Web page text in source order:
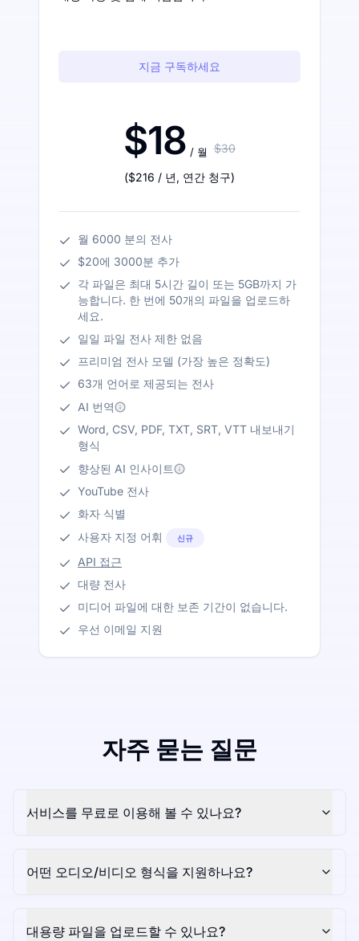
지금 구독하세요
$18 / 월 $30
($216 / 년, 연간 청구)
월 6000 분의 전사
$20에 3000분 추가
각 파일은 최대 5시간 길이 또는 5GB까지 가
능합니다. 한 번에 50개의 파일을 업로드하
세요.
일일 파일 전사 제한 없음
프리미엄 전사 모델 (가장 높은 정확도)
63개 언어로 제공되는 전사
AI 번역
Word, CSV, PDF, TXT, SRT, VTT 내보내기
형식
향상된 AI 인사이트
YouTube 전사
화자 식별
사용자 지정 어휘
신규
API 접근
대량 전사
미디어 파일에 대한 보존 기간이 없습니다.
우선 이메일 지원
자주 묻는 질문
서비스를 무료로 이용해 볼 수 있나요?
어떤 오디오/비디오 형식을 지원하나요?
대용량 파일을 업로드할 수 있나요?